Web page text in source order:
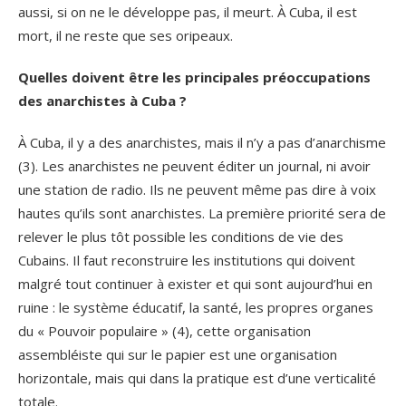
aussi, si on ne le développe pas, il meurt. À Cuba, il est
mort, il ne reste que ses oripeaux.
Quelles doivent être les principales préoccupations
des anarchistes à Cuba ?
À Cuba, il y a des anarchistes, mais il n’y a pas d’anarchisme
(3). Les anarchistes ne peuvent éditer un journal, ni avoir
une station de radio. Ils ne peuvent même pas dire à voix
hautes qu’ils sont anarchistes. La première priorité sera de
relever le plus tôt possible les conditions de vie des
Cubains. Il faut reconstruire les institutions qui doivent
malgré tout continuer à exister et qui sont aujourd’hui en
ruine : le système éducatif, la santé, les propres organes
du « Pouvoir populaire » (4), cette organisation
assembléiste qui sur le papier est une organisation
horizontale, mais qui dans la pratique est d’une verticalité
totale.